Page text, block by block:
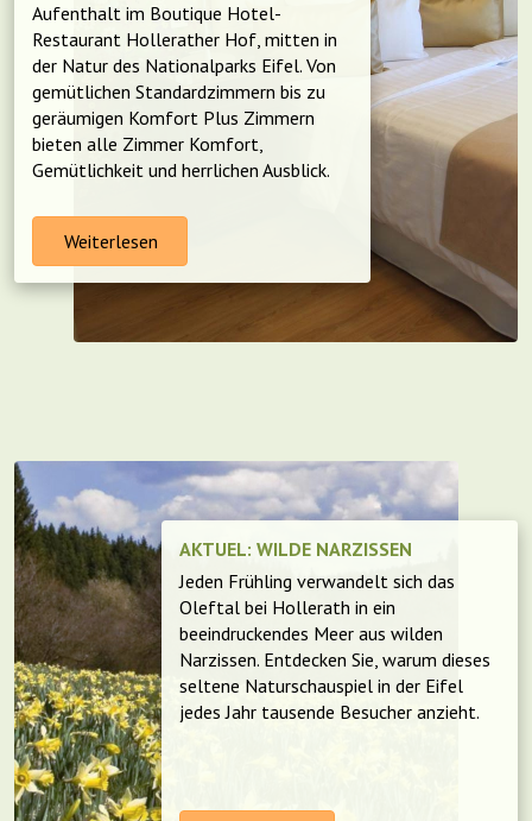
Aufenthalt im Boutique Hotel-
Restaurant Hollerather Hof, mitten in
der Natur des Nationalparks Eifel. Von
gemütlichen Standardzimmern bis zu
geräumigen Komfort Plus Zimmern
bieten alle Zimmer Komfort,
Gemütlichkeit und herrlichen Ausblick.
Weiterlesen
AKTUEL: WILDE NARZISSEN
Jeden Frühling verwandelt sich das
Oleftal bei Hollerath in ein
beeindruckendes Meer aus wilden
Narzissen. Entdecken Sie, warum dieses
seltene Naturschauspiel in der Eifel
jedes Jahr tausende Besucher anzieht.